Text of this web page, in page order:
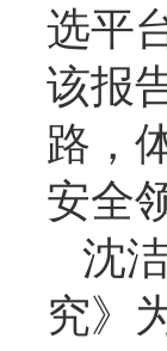
选平
该报
路，
安全
沈
究》